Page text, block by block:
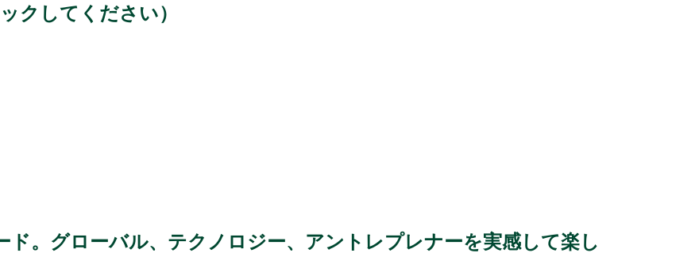
クしてください）
ド。グローバル、テクノロジー、アントレプレナーを実感して楽し